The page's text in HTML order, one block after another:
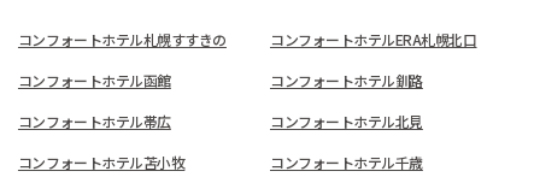
コンフォートホテル札幌すすきの コンフォートホテルERA札幌北口
コンフォートホテル函館 コンフォートホテル釧路
コンフォートホテル帯広 コンフォートホテル北見
コンフォートホテル苫小牧 コンフォートホテル千歳